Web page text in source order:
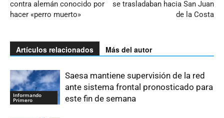
contra alemán conocido por
hacer «perro muerto»
se trasladaban hacia San Juan
de la Costa
Artículos relacionados Más del autor
Informando
Primero
Saesa mantiene supervisión de la red
ante sistema frontal pronosticado para
este fin de semana